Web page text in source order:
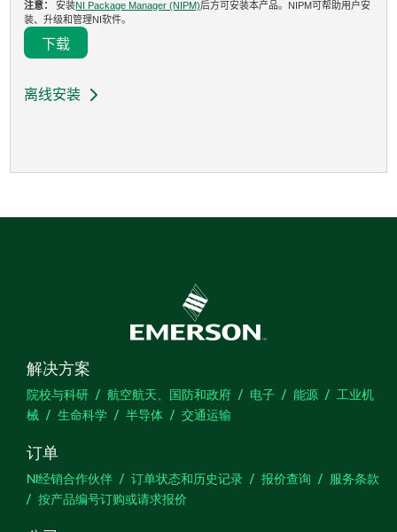
注意：安装NI Package Manager (NIPM)后方可安装本产品。NIPM可帮助用户安
装、升级和管理NI软件。
下载
离线安装
解决方案
院校与科研 航空航天、国防和政府 电子 能源
工业机
械
生命科学 半导体 交通运输
订单
NI经销合作伙伴 订单状态和历史记录 报价查询
服务条款
按产品编号订购或请求报价